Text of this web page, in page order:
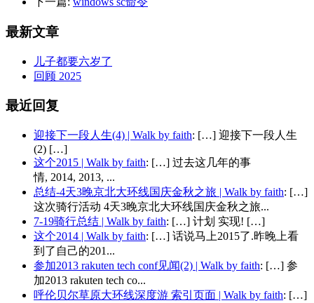
最新文章
儿子都要六岁了
回顾 2025
最近回复
迎接下一段人生(4) | Walk by faith: […] 迎接下一段人生
(2) […]
这个2015 | Walk by faith: […] 过去这几年的事
情, 2014, 2013, ...
总结-4天3晚京北大环线国庆金秋之旅 | Walk by faith: […]
这次骑行活动 4天3晚京北大环线国庆金秋之旅...
7-19骑行总结 | Walk by faith: […] 计划 实现! […]
这个2014 | Walk by faith: […] 话说马上2015了.昨晚上看
到了自己的201...
参加2013 rakuten tech conf见闻(2) | Walk by faith: […] 参
加2013 rakuten tech co...
呼伦贝尔草原大环线深度游 索引页面 | Walk by faith: […]